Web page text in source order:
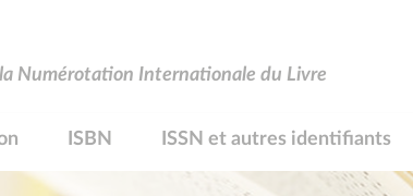
Numérotation Internationale du Livre
ISBN ISSN et autres identifiants